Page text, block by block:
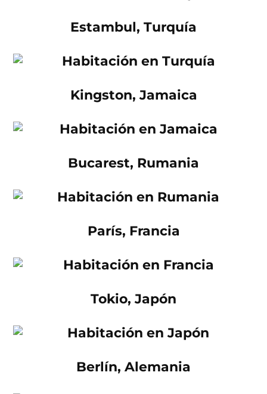
Estambul, Turquía
Kingston, Jamaica
Bucarest, Rumania
París, Francia
Tokio, Japón
Berlín, Alemania